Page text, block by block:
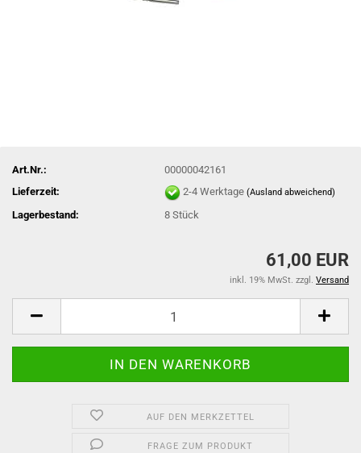
Art.Nr.:
00000042161
Lieferzeit:
2-4 Werktage(Ausland abweichend)
Lagerbestand: 8Stück
61,00 EUR
inkl. 19% MwSt. zzgl. Versand
AUF DEN MERKZETTEL
FRAGE ZUM PRODUKT